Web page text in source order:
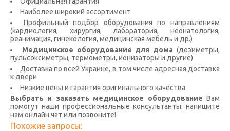
Наиболее широкий ассортимент
Профильный подбор оборудования по направлениям
(кардиология, хирургия, лаборатория, неонатология,
реанимация, гинекология, медицинская мебель и др.)
Медицинское оборудование для дома (дозиметры,
пульсоксиметры, термометры, ионизаторы и другие)
Доставка по всей Украине, в том числе адресная доставка
к двери
Низкие цены и гарантия оригинального качества
Выбрать и заказать медицинское оборудование Вам
помогут наши профессиональные консультанты: напишите
нам онлайн чат или позвоните!
Похожие запросы: